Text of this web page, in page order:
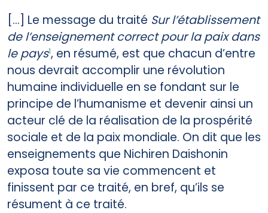
[...] Le message du traité Sur l’établissement
de l’enseignement correct pour la paix dans
le pays1, en résumé, est que chacun d’entre
nous devrait accomplir une révolution
humaine individuelle en se fondant sur le
principe de l’humanisme et devenir ainsi un
acteur clé de la réalisation de la prospérité
sociale et de la paix mondiale. On dit que les
enseignements que Nichiren Daishonin
exposa toute sa vie commencent et
finissent par ce traité, en bref, qu’ils se
résument à ce traité.